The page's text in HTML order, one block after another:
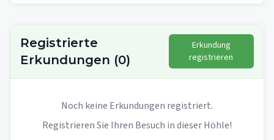
Registrierte
Erkundungen (0)
Erkundung
registrieren
Noch keine Erkundungen registriert.
Registrieren Sie Ihren Besuch in dieser Höhle!